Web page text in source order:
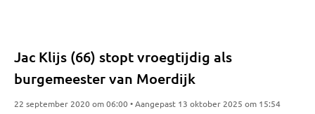
Jac Klijs (66) stopt vroegtijdig als
burgemeester van Moerdijk
22 september 2020 om 06:00 • Aangepast 13 oktober 2025 om 15:54